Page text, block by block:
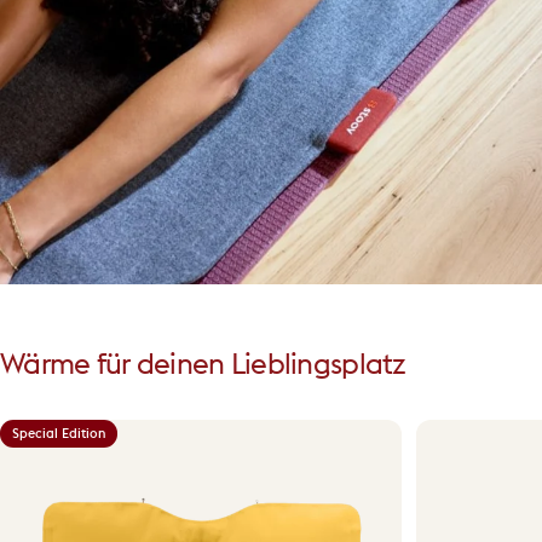
Wärme für deinen Lieblingsplatz
Special Edition